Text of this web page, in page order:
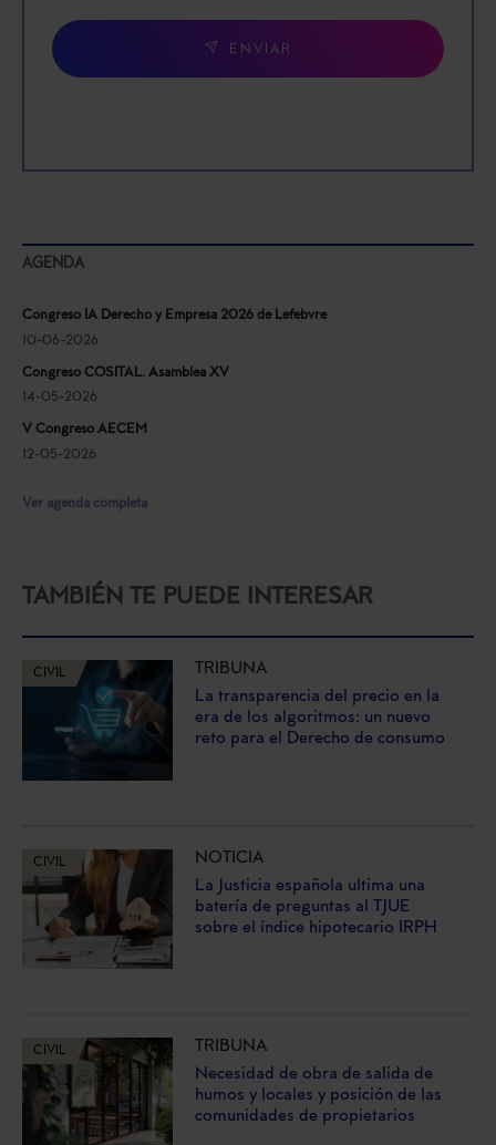
ENVIAR
AGENDA
Congreso IA Derecho y Empresa 2026 de Lefebvre
10-06-2026
Congreso COSITAL. Asamblea XV
14-05-2026
V Congreso AECEM
12-05-2026
Ver agenda completa
TAMBIÉN TE PUEDE INTERESAR
CIVIL
TRIBUNA
La transparencia del precio en la
era de los algoritmos: un nuevo
reto para el Derecho de consumo
CIVIL
NOTICIA
La Justicia española ultima una
batería de preguntas al TJUE
sobre el índice hipotecario IRPH
CIVIL
TRIBUNA
Necesidad de obra de salida de
humos y locales y posición de las
comunidades de propietarios